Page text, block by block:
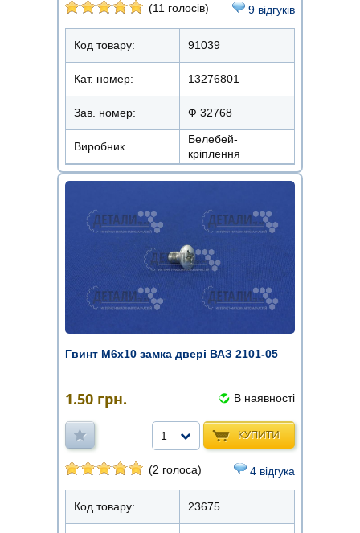
(11 голосів) 9 відгуків
Код товару: 91039
Кат. номер: 13276801
Зав. номер: Ф 32768
Виробник
Белебей-
кріплення
Гвинт М6х10 замка двері ВАЗ 2101-05
1.50 грн. В наявності
КУПИТИ
1
(2 голоса) 4 відгука
Код товару: 23675